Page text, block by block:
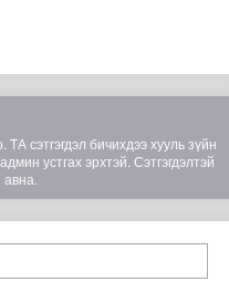
сэтгэгдэл бичихдээ хууль зүйн
устгах эрхтэй. Сэтгэгдэлтэй